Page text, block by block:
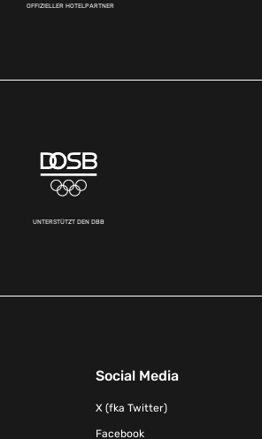
OFFIZIELLER HOTELPARTNER
UNTERSTÜTZT DEN DBB
Social Media
X (fka Twitter)
Facebook